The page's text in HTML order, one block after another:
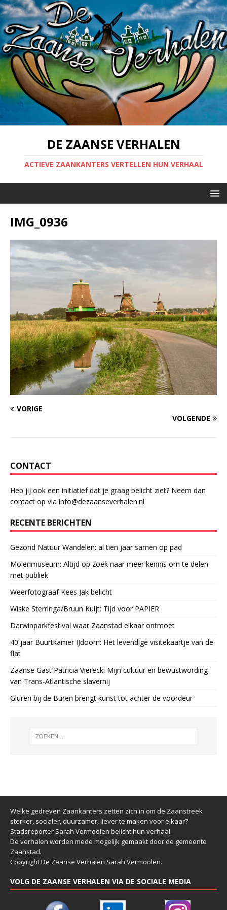
DE ZAANSE VERHALEN
ACTIEVE ZAANKANTERS VERTELLEN HUN VERHAAL
IMG_0936
VORIGE
VOLGENDE
CONTACT
Heb jij ook een initiatief dat je graag belicht ziet? Neem dan
contact op via info@dezaanseverhalen.nl
RECENTE BERICHTEN
Gezond Natuur Wandelen: al tien jaar samen op pad
Molenmuseum: Altijd op zoek naar meer kennis om te delen
met publiek
Weerfotograaf Kees Jak belicht
Wiske Sterringa/Bruun Kuijt: Tijd voor PAPIER
Darwinparkfestival waar Zaanstad elkaar ontmoet
40 jaar Buurtkamer IJdoorn: Het levendige visitekaartje van de
flat
Zaanse Gast Patricia Viereck: Mijn cultuur en bewustwording
van Trans-Atlantische slavernij
Gluren bij de Buren brengt kunst tot achter de voordeur
Welke gedreven Zaankanters zetten zich in om de Zaanstreek
sterker, socialer, duurzamer, liever te maken voor elkaar?
Stadsreporter Sarah Vermoolen belicht hun verhaal.
De verhalen worden mede mogelijk gemaakt door de gemeente
Zaanstad.
Copyright De Zaanse Verhalen Sarah Vermoolen.
VOLG DE ZAANSE VERHALEN VIA DE SOCIALE MEDIA